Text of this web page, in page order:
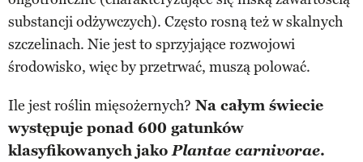
substancji odżywczych). Często rosną też w skalnych
szczelinach. Nie jest to sprzyjające rozwojowi
środowisko, więc by przetrwać, muszą polować.
Ile jest roślin mięsożernych? Na całym świecie
występuje ponad 600 gatunków
klasyfikowanych jakoPlantae carnivorae.